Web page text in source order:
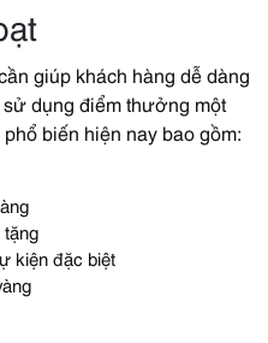
giúp khách hàng dễ dàng
dụng điểm thưởng một
biến hiện nay bao gồm:
kiện đặc biệt